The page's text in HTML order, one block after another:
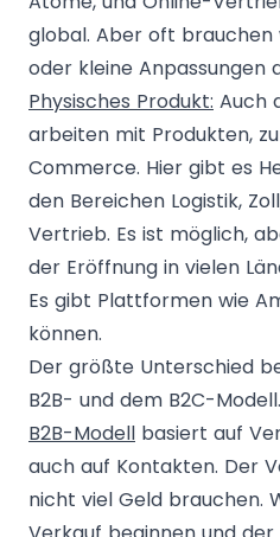
global. Aber oft brauchen
oder kleine Anpassungen
Physisches Produkt: Auch
arbeiten mit Produkten,
Commerce. Hier gibt es
den Bereichen Logistik,
Vertrieb. Es ist möglich,
der Eröffnung in vielen
Es gibt Plattformen wie
können.
Der größte Unterschied
B2B- und dem B2C-Modell.
B2B-Modell basiert auf
auch auf Kontakten. Der
nicht viel Geld brauchen.